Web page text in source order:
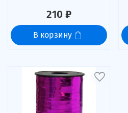
210 ₽
В корзину